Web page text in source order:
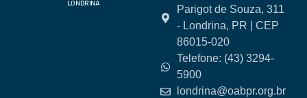
Parigot de Souza, 311
- Londrina, PR | CEP
86015-020
Telefone: (43) 3294-
5900
londrina@oabpr.org.br